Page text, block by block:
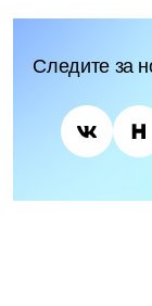
Следите за